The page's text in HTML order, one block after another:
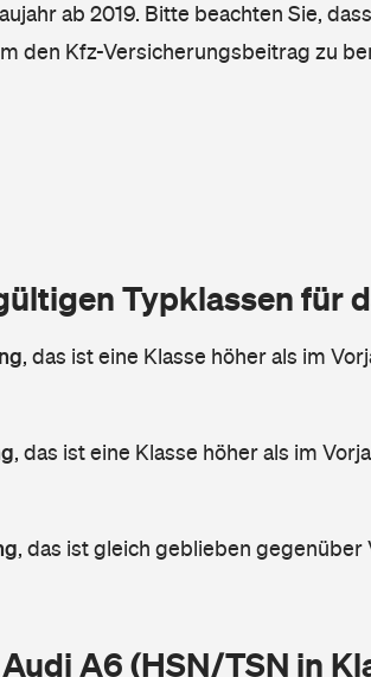
ab 2019. Bitte beachten Sie,
den Kfz-Versicherungsbeitrag zu
Typklassen für
, das ist eine Klasse höher als im
, das ist eine Klasse höher als im
, das ist gleich geblieben gegenüber
A6 (HSN/TSN in